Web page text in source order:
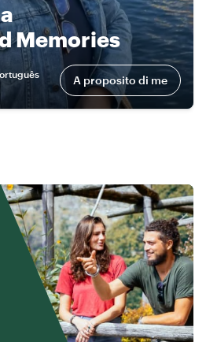
Memories
A proposito di me